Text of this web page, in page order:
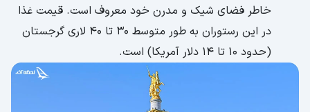
خاطر فضای شیک و مدرن خود معروف است. قیمت غذا
در این رستوران به طور متوسط ​​30 تا 40 لاری گرجستان
(حدود 10 تا 14 دلار آمریکا) است.